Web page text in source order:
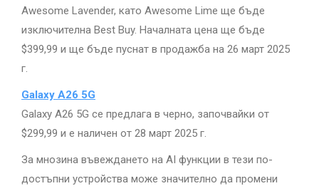
Awesome Lavender, като Awesome Lime ще бъде
изключителна Best Buy. Началната цена ще бъде
$399,99 и ще бъде пуснат в продажба на 26 март 2025
г.
Galaxy A26 5G
Galaxy A26 5G се предлага в черно, започвайки от
$299,99 и е наличен от 28 март 2025 г.
За мнозина въвеждането на AI функции в тези по-
достъпни устройства може значително да промени